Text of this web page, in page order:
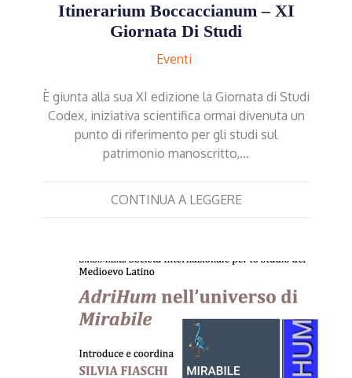
Itinerarium Boccaccianum – XI
Giornata Di Studi
Eventi
È giunta alla sua XI edizione la Giornata di Studi
Codex, iniziativa scientifica ormai divenuta un
punto di riferimento per gli studi sul
patrimonio manoscritto,…
CONTINUA A LEGGERE